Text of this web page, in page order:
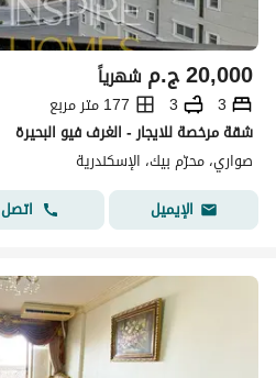
ج.م20,000 شهرياً
3
3
177 متر مربع
شقة مرخصة للايجار - الغرف فيو البحيرة
صواري، محرّم بيك، الإسكندرية
الإيميل
اتصل